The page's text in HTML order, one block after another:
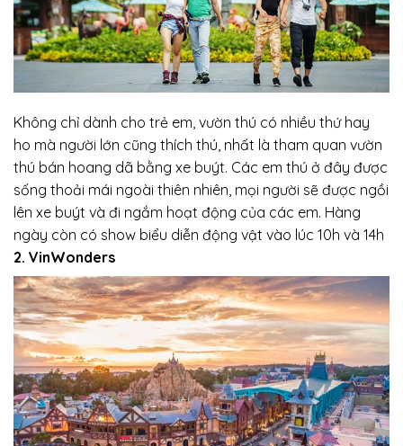
Không chỉ dành cho trẻ em, vườn thú có nhiều thứ hay
ho mà người lớn cũng thích thú, nhất là tham quan vườn
thú bán hoang dã bằng xe buýt. Các em thú ở đây được
sống thoải mái ngoài thiên nhiên, mọi người sẽ được ngồi
lên xe buýt và đi ngắm hoạt động của các em. Hàng
ngày còn có show biểu diễn động vật vào lúc 10h và 14h
2. VinWonders